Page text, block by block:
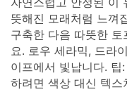
뜻해진 모래처럼 느껴
구축한 다음 따뜻한
요. 로우 세라믹, 드라
이프에서 빛납니다.
하려면 색상 대신 텍스